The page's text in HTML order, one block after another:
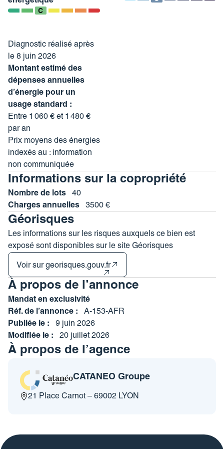
Charges annuelles : 3500 euros.
C
Diagnostic réalisé après
le 8 juin 2026
Montant estimé des
dépenses annuelles
d’énergie pour un
usage standard :
Entre 1 060 € et 1 480 €
par an
Prix moyens des énergies
indexés au : information
non communiquée
Informations sur la copropriété
Nombre de lots
40
Charges annuelles
3500 €
Géorisques
Les informations sur les risques auxquels ce bien est
exposé sont disponibles sur le site Géorisques
Voir sur georisques.gouv.fr
À propos de l’annonce
Mandat en exclusivité
Réf. de l’annonce :
A-153-AFR
Publiée le :
9 juin 2026
Modifiée le :
20 juillet 2026
À propos de l’agence
CATANEO Groupe
21 Place Carnot – 69002 LYON